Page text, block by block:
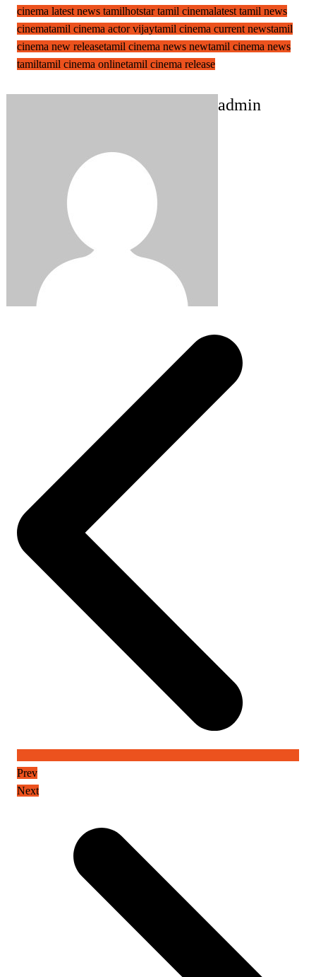
cinema latest news tamilhotstar tamil cinemalatest tamil news
cinematamil cinema actor vijaytamil cinema current newstamil
cinema new releasetamil cinema news newtamil cinema news
tamiltamil cinema onlinetamil cinema release
admin
Prev
Next